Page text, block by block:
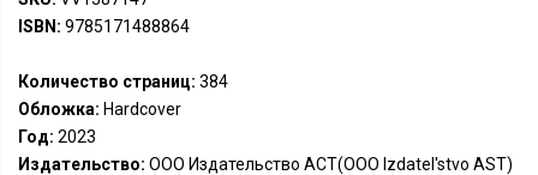
ISBN: 9785171488864
Количество страниц: 384
Обложка: Hardcover
Год: 2023
Издательство: ООО Издательство АСТ(OOO Izdatel'stvo AST)